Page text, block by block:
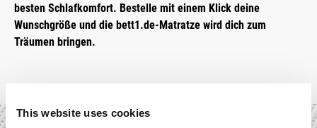
This website uses cookies
besten Schlafkomfort. Bestelle mit einem Klick deine
Wunschgröße und die bett1.de-Matratze wird dich zum
Träumen bringen.